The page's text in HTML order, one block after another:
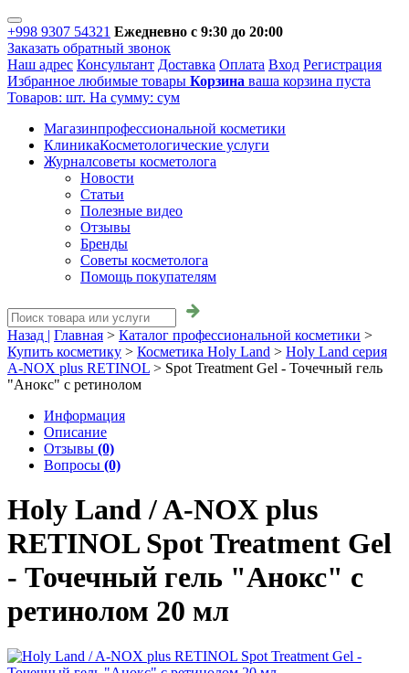
+998 9307 54321 Ежедневно с 9:30 до 20:00
Заказать обратный звонок
Наш адрес Консультант Доставка Оплата Вход Регистрация
Избранное любимые товары Корзина ваша корзина пуста
Товаров: шт. На сумму: сум
Магазинпрофессиональной косметики
КлиникаКосметологические услуги
Журналсоветы косметолога
Новости
Статьи
Полезные видео
Отзывы
Бренды
Советы косметолога
Помощь покупателям
Назад | Главная > Каталог профессиональной косметики >
Купить косметику > Косметика Holy Land > Holy Land серия
A-NOX plus RETINOL > Spot Treatment Gel - Точечный гель
"Анокс" с ретинолом
Информация
Описание
Отзывы (0)
Вопросы (0)
Holy Land / A-NOX plus
RETINOLSpot Treatment Gel
- Точечный гель "Анокс" с
ретинолом 20 мл